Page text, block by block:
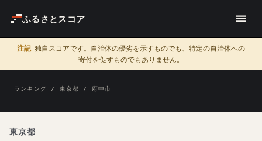
ふるさとスコア
注記 独自スコアです。自治体の優劣を示すものでも、特定の自治体への
寄付を促すものでもありません。
ランキング / 東京都 / 府中市
東京都